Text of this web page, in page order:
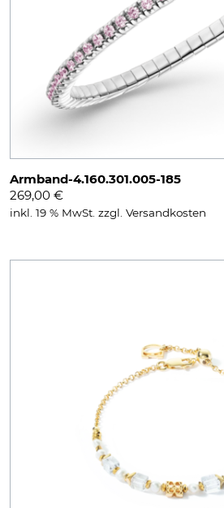
Armband-4.160.301.005-185
269,00 €
inkl. 19 % MwSt. zzgl. Versandkosten